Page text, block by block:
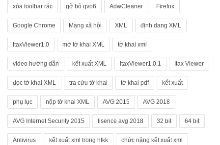
xóa toolbar rác gỡ bỏ qvo6 AdwCleaner Firefox
Google Chrome Mạng xã hội XML định dạng XML
ItaxViewer1.0 mở tờ khai XML tờ khai xml
video hướng dẫn kết xuất XML ItaxViewer1.0.1 Itax Viewer
đọc tờ khai XML tra cứu tờ khai tờ khai pdf kết xuất
phụ lục nộp tờ khai XML AVG 2015 AVG 2018
AVG Internet Security 2015 lisence avg 2018 32 bit 64 bit
Antivirus kết xuất xml trong htkk chức năng kết xuất xml